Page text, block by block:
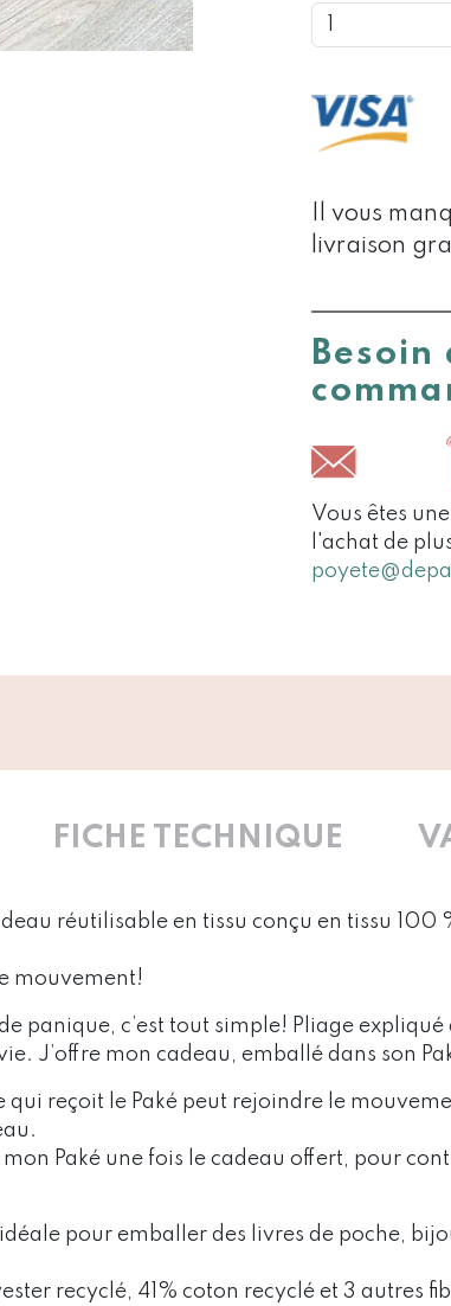
Il vous
livraison
Vous êtes
l'achat de
FICHE TECHNIQUE
réutilisable en tissu conçu en tissu 100
mouvement!
de panique, c’est tout simple! Pliage
J’offre mon cadeau, emballé dans son
qui reçoit le Paké peut rejoindre le
Paké une fois le cadeau offert, pour
pour emballer des livres de poche,
recyclé, 41% coton recyclé et 3 autres